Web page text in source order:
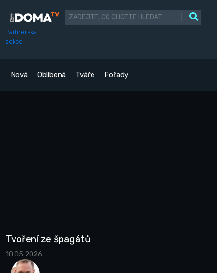
Partnerská
sekce
Nová Oblíbená Tváře Pořady
Tvoření ze špagátů
10.05.2026